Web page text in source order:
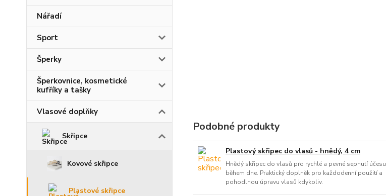
Nářadí
Sport
Šperky
Šperkovnice, kosmetické
kufříky a tašky
Vlasové doplňky
Skřipce
Kovové skřipce
Plastové skřipce
Podobné produkty
Plastový skřipec do vlasů - hnědý, 4 cm
Hnědý skřipec do vlasů pro rychlé a pevné sepnutí účesu
během dne. Praktický doplněk pro každodenní použití a
pohodlnou úpravu vlasů kdykoliv.